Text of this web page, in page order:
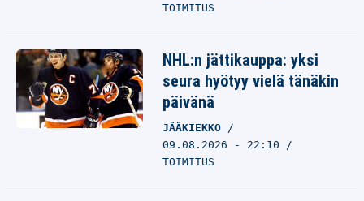
TOIMITUS
NHL:n jättikauppa: yksi
seura hyötyy vielä tänäkin
päivänä
JÄÄKIEKKO
09.08.2026 - 22:10
TOIMITUS